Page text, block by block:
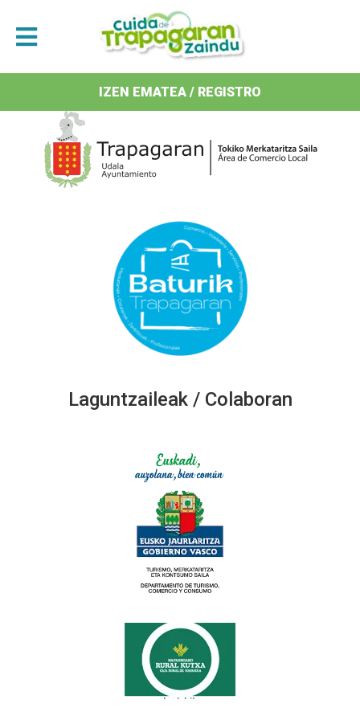
Antolatzaileak / Organizan
Laguntzaileak / Colaboran
IZEN EMATEA / REGISTRO